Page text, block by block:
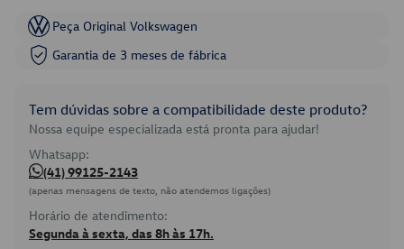
Peça Original Volkswagen
Garantia de 3 meses de fábrica
Tem dúvidas sobre a compatibilidade deste produto?
Nossa equipe especializada está pronta para ajudar!
Whatsapp:
(41) 99125-2143
(apenas mensagens de texto, não atendemos ligações)
Horário de atendimento:
Segunda à sexta, das 8h às 17h.